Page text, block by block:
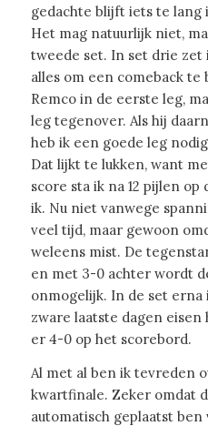
gedachte blijft iets te lang
Het mag natuurlijk niet,
tweede set. In set drie zet
alles om een comeback
Remco in de eerste leg,
leg tegenover. Als hij
heb ik een goede leg
Dat lijkt te lukken, want
score sta ik na 12 pijlen
ik. Nu niet vanwege
veel tijd, maar gewoon
weleens mist. De
en met 3-0 achter wordt
onmogelijk. In de set erna
zware laatste dagen
er 4-0 op het scorebord.
Al met al ben ik tevreden
kwartfinale. Zeker omdat
automatisch geplaatst ben